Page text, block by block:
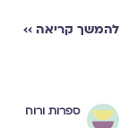
להמשך קריאה ››
ספרות ורוח